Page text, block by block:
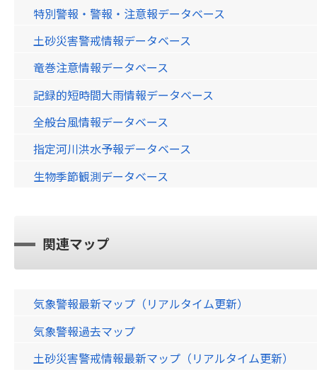
特別警報・警報・注意報データベース
土砂災害警戒情報データベース
竜巻注意情報データベース
記録的短時間大雨情報データベース
全般台風情報データベース
指定河川洪水予報データベース
生物季節観測データベース
関連マップ
気象警報最新マップ（リアルタイム更新）
気象警報過去マップ
土砂災害警戒情報最新マップ（リアルタイム更新）